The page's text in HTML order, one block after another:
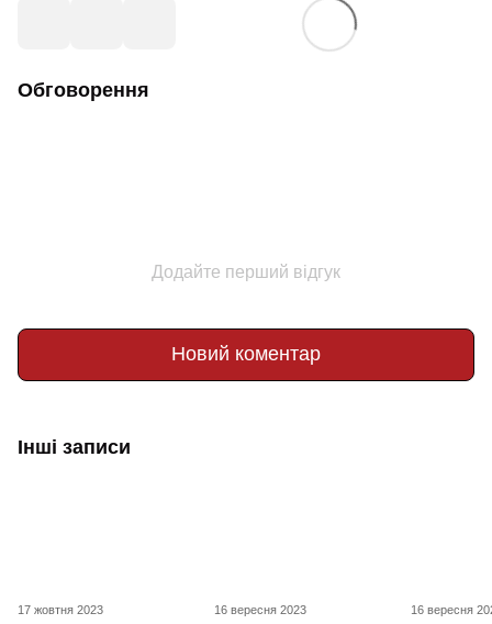
Обговорення
Додайте перший відгук
Новий коментар
Інші записи
17 жовтня 2023 16 вересня 2023 16 вересня